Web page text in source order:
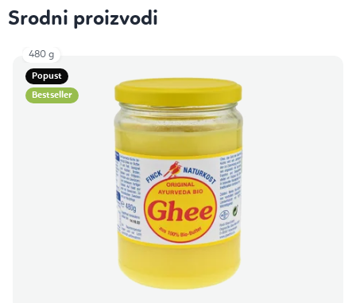
Srodni proizvodi
Popust
Bestseller
480 g